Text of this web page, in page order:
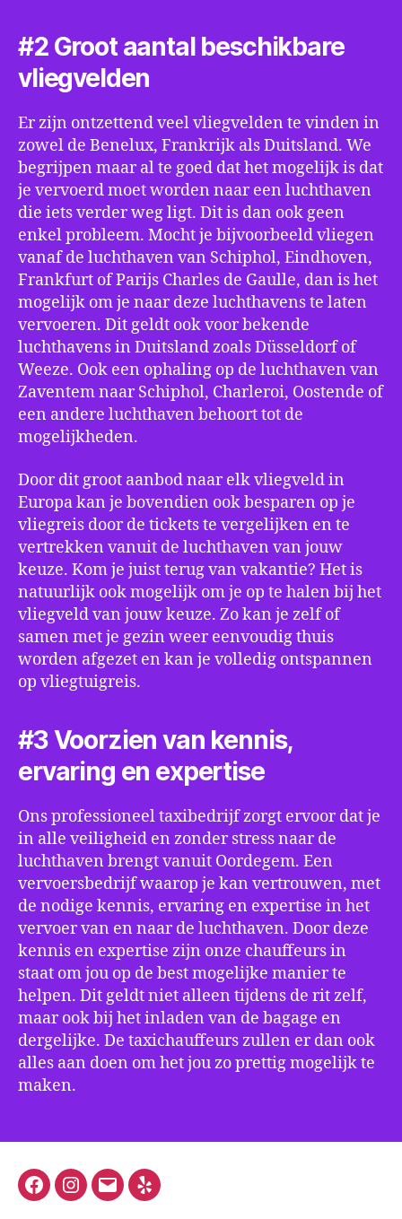
#2 Groot aantal beschikbare
vliegvelden
Er zijn ontzettend veel vliegvelden te vinden in
zowel de Benelux, Frankrijk als Duitsland. We
begrijpen maar al te goed dat het mogelijk is dat
je vervoerd moet worden naar een luchthaven
die iets verder weg ligt. Dit is dan ook geen
enkel probleem. Mocht je bijvoorbeeld vliegen
vanaf de luchthaven van Schiphol, Eindhoven,
Frankfurt of Parijs Charles de Gaulle, dan is het
mogelijk om je naar deze luchthavens te laten
vervoeren. Dit geldt ook voor bekende
luchthavens in Duitsland zoals Düsseldorf of
Weeze. Ook een ophaling op de luchthaven van
Zaventem naar Schiphol, Charleroi, Oostende of
een andere luchthaven behoort tot de
mogelijkheden.
Door dit groot aanbod naar elk vliegveld in
Europa kan je bovendien ook besparen op je
vliegreis door de tickets te vergelijken en te
vertrekken vanuit de luchthaven van jouw
keuze. Kom je juist terug van vakantie? Het is
natuurlijk ook mogelijk om je op te halen bij het
vliegveld van jouw keuze. Zo kan je zelf of
samen met je gezin weer eenvoudig thuis
worden afgezet en kan je volledig ontspannen
op vliegtuigreis.
#3 Voorzien van kennis,
ervaring en expertise
Ons professioneel taxibedrijf zorgt ervoor dat je
in alle veiligheid en zonder stress naar de
luchthaven brengt vanuit Oordegem. Een
vervoersbedrijf waarop je kan vertrouwen, met
de nodige kennis, ervaring en expertise in het
vervoer van en naar de luchthaven. Door deze
kennis en expertise zijn onze chauffeurs in
staat om jou op de best mogelijke manier te
helpen. Dit geldt niet alleen tijdens de rit zelf,
maar ook bij het inladen van de bagage en
dergelijke. De taxichauffeurs zullen er dan ook
alles aan doen om het jou zo prettig mogelijk te
maken.
FacebookInstagram
E-
Yelp